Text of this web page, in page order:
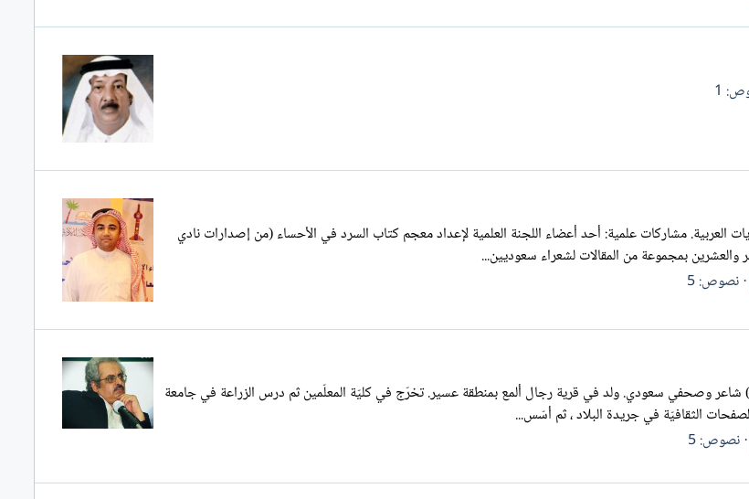
1
العربية. مشاركات علمية: أحد أعضاء اللجنة العلمية لإعداد معجم كتاب السرد في الأحساء (من إصدارات نادي
والعشرين بمجموعة من المقالات لشعراء سعوديين...
نصوص: 5
محمد زايد الألمعي محمد بن زايد بن محمد الألمعي (1958- 18 ديسمبر 2023) شاعر وصحفي سعودي. ولد في قرية رجال ألمع بمنطقة عسير. تخرّج في كليّة المعلّمين ثم درس الزراعة في جامعة
الثقافيّة في جريدة البلاد ، ثم أسّس...
نصوص: 5